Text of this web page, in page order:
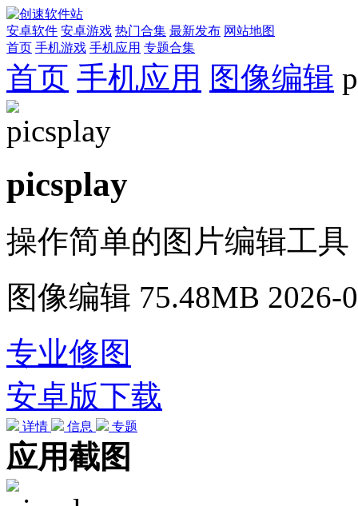
安卓软件 安卓游戏 热门合集 最新发布 网站地图
首页 手机游戏 手机应用 专题合集
首页 手机应用 图像编辑
picsplay
操作简单的图片编辑工具
图像编辑 75.48MB 2026-
专业修图
安卓版下载
详情 信息 专题
应用截图